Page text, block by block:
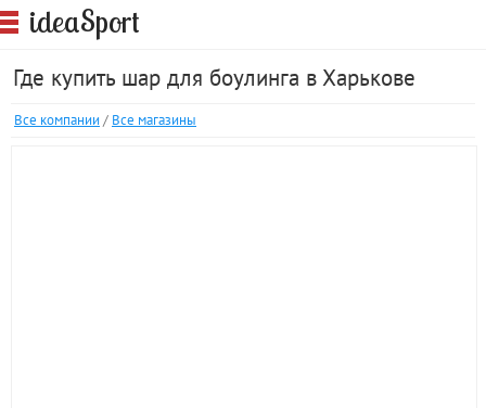
ideaSport
Где купить шар для боулинга в Харькове
Все компании / Все магазины